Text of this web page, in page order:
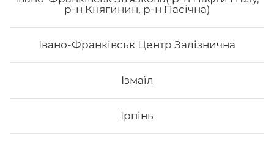
р-н Княгинин, р-н Пасічна)
Івано-Франківськ Центр Залізнична
Ізмаїл
Ірпінь
Леон
кнжут, соус унагі.
204₴ Хочу